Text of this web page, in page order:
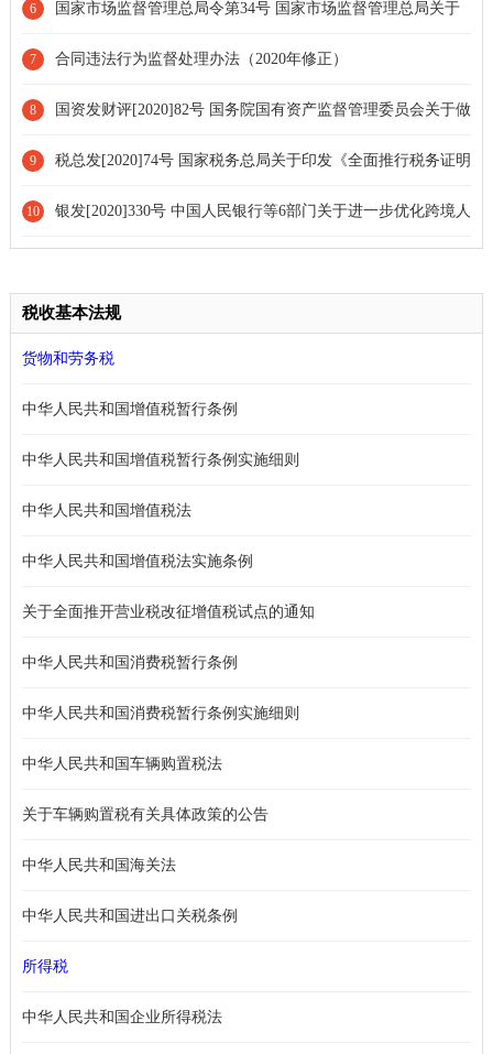
6 国家市场监督管理总局令第34号 国家市场监督管理总局关于
修改和废止部分规章的决定
7 合同违法行为监督处理办法（2020年修正）
8 国资发财评[2020]82号 国务院国有资产监督管理委员会关于做
好2020年度地方企业国有资产统计及报表编制工作的通知
9 税总发[2020]74号 国家税务总局关于印发《全面推行税务证明
事项告知承诺制实施方案》的通知
10 银发[2020]330号 中国人民银行等6部门关于进一步优化跨境人
税收基本法规
货物和劳务税
中华人民共和国增值税暂行条例
中华人民共和国增值税暂行条例实施细则
中华人民共和国增值税法
中华人民共和国增值税法实施条例
关于全面推开营业税改征增值税试点的通知
中华人民共和国消费税暂行条例
中华人民共和国消费税暂行条例实施细则
中华人民共和国车辆购置税法
关于车辆购置税有关具体政策的公告
中华人民共和国海关法
中华人民共和国进出口关税条例
所得税
中华人民共和国企业所得税法